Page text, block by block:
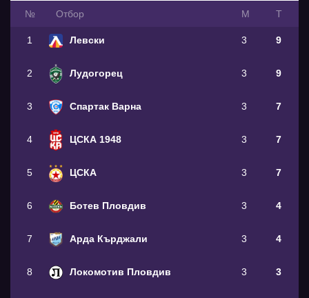
№ Oтбор М Т
1 Левски 3 9
2 Лудогорец 3 9
3 Спартак Варна 3 7
4 ЦСКА 1948 3 7
5 ЦСКА 3 7
6 Ботев Пловдив 3 4
7 Арда Кърджали 3 4
8 Локомотив Пловдив 3 3